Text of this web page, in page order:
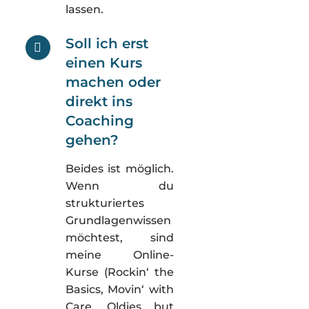
lassen.
Soll ich erst
einen Kurs
machen oder
direkt ins
Coaching
gehen?
Beides ist möglich.
Wenn du
strukturiertes
Grundlagenwissen
möchtest, sind
meine Online-
Kurse (Rockin‘ the
Basics, Movin‘ with